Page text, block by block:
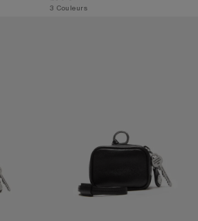
,3 Couleurs